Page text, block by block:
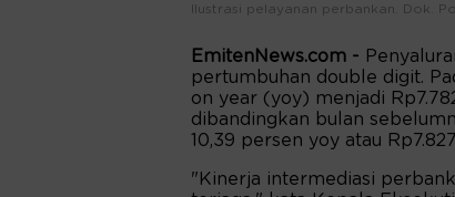
Ilustrasi pelayanan perbankan. Dok.
EmitenNews.com -
pertumbuhan double digit.
on year (yoy) menjadi
dibandingkan bulan
10,39 persen yoy atau
"Kinerja intermediasi